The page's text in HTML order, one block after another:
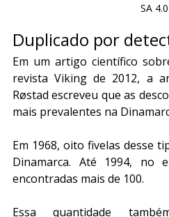
SA
Duplicado por
Em um artigo científico
revista Viking de 2012, a
Røstad escreveu que as
mais prevalentes na
Em 1968, oito fivelas desse
Dinamarca. Até 1994, no
encontradas mais de 100.
Essa quantidade